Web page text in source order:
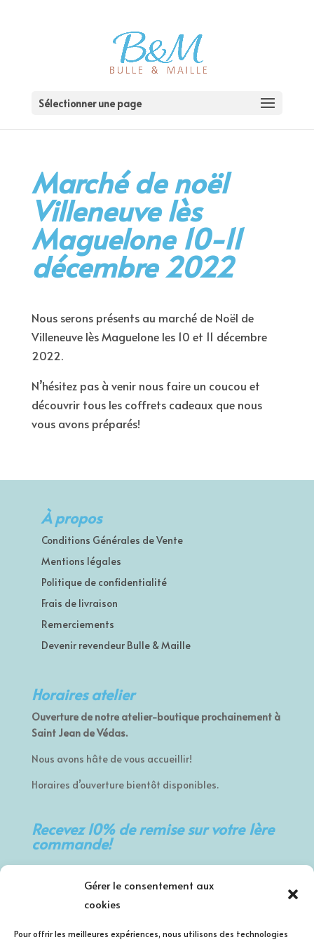
Gérer le consentement aux
cookies
Pour offrir les meilleures expériences, nous utilisons des technologies
Sélectionner une page
Marché de noël
Villeneuve lès
Maguelone 10-11
décembre 2022
Nous serons présents au marché de Noël de
Villeneuve lès Maguelone les 10 et 11 décembre
2022.
N’hésitez pas à venir nous faire un coucou et
découvrir tous les coffrets cadeaux que nous
vous avons préparés!
À propos
Conditions Générales de Vente
Mentions légales
Politique de confidentialité
Frais de livraison
Remerciements
Devenir revendeur Bulle & Maille
Horaires atelier
Ouverture de notre atelier-boutique prochainement à
Saint Jean de Védas.
Nous avons hâte de vous accueillir!
Horaires d’ouverture bientôt disponibles.
Recevez 10% de remise sur votre 1ère
commande!
Nom de famille